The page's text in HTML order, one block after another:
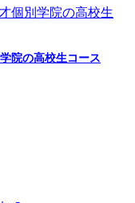
院の高校生コース